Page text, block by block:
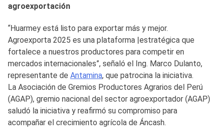
agroexportación
“Huarmey está listo para exportar más y mejor.
Agroexporta 2025 es una plataforma |estratégica que
fortalece a nuestros productores para competir en
mercados internacionales”, señaló el Ing. Marco Dulanto,
representante de Antamina, que patrocina la iniciativa.
La Asociación de Gremios Productores Agrarios del Perú
(AGAP), gremio nacional del sector agroexportador (AGAP)
saludó la iniciativa y reafirmó su compromiso para
acompañar el crecimiento agrícola de Áncash.